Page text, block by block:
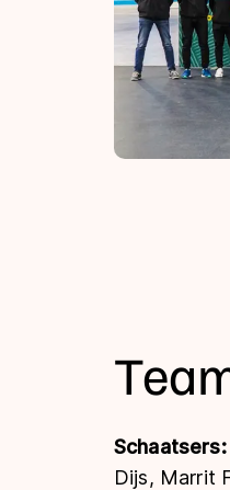
Schaatsers:
Dijs, Marrit